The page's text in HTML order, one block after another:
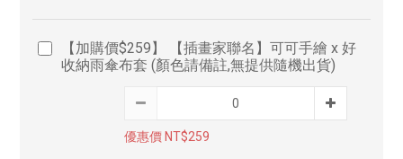
【加購價$259】 【插畫家聯名】可可手繪 x 好
收納雨傘布套 (顏色請備註,無提供隨機出貨)
優惠價 NT$259